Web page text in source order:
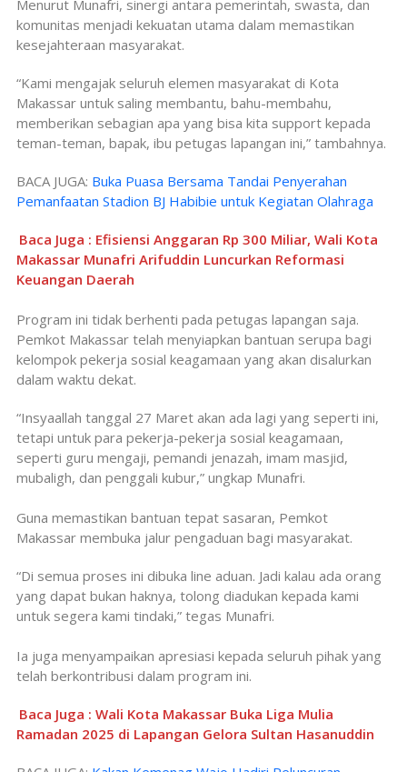
Menurut Munafri, sinergi antara pemerintah, swasta, dan
komunitas menjadi kekuatan utama dalam memastikan
kesejahteraan masyarakat.
“Kami mengajak seluruh elemen masyarakat di Kota
Makassar untuk saling membantu, bahu-membahu,
memberikan sebagian apa yang bisa kita support kepada
teman-teman, bapak, ibu petugas lapangan ini,” tambahnya.
BACA JUGA: Buka Puasa Bersama Tandai Penyerahan
Pemanfaatan Stadion BJ Habibie untuk Kegiatan Olahraga
Baca Juga : Efisiensi Anggaran Rp 300 Miliar, Wali Kota
Makassar Munafri Arifuddin Luncurkan Reformasi
Keuangan Daerah
Program ini tidak berhenti pada petugas lapangan saja.
Pemkot Makassar telah menyiapkan bantuan serupa bagi
kelompok pekerja sosial keagamaan yang akan disalurkan
dalam waktu dekat.
“Insyaallah tanggal 27 Maret akan ada lagi yang seperti ini,
tetapi untuk para pekerja-pekerja sosial keagamaan,
seperti guru mengaji, pemandi jenazah, imam masjid,
mubaligh, dan penggali kubur,” ungkap Munafri.
Guna memastikan bantuan tepat sasaran, Pemkot
Makassar membuka jalur pengaduan bagi masyarakat.
“Di semua proses ini dibuka line aduan. Jadi kalau ada orang
yang dapat bukan haknya, tolong diadukan kepada kami
untuk segera kami tindaki,” tegas Munafri.
Ia juga menyampaikan apresiasi kepada seluruh pihak yang
telah berkontribusi dalam program ini.
Baca Juga : Wali Kota Makassar Buka Liga Mulia
Ramadan 2025 di Lapangan Gelora Sultan Hasanuddin